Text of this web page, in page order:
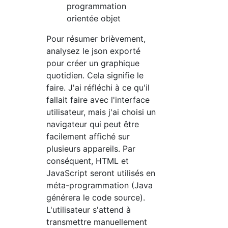
programmation
orientée objet
Pour résumer brièvement,
analysez le json exporté
pour créer un graphique
quotidien. Cela signifie le
faire. J'ai réfléchi à ce qu'il
fallait faire avec l'interface
utilisateur, mais j'ai choisi un
navigateur qui peut être
facilement affiché sur
plusieurs appareils. Par
conséquent, HTML et
JavaScript seront utilisés en
méta-programmation (Java
générera le code source).
L'utilisateur s'attend à
transmettre manuellement